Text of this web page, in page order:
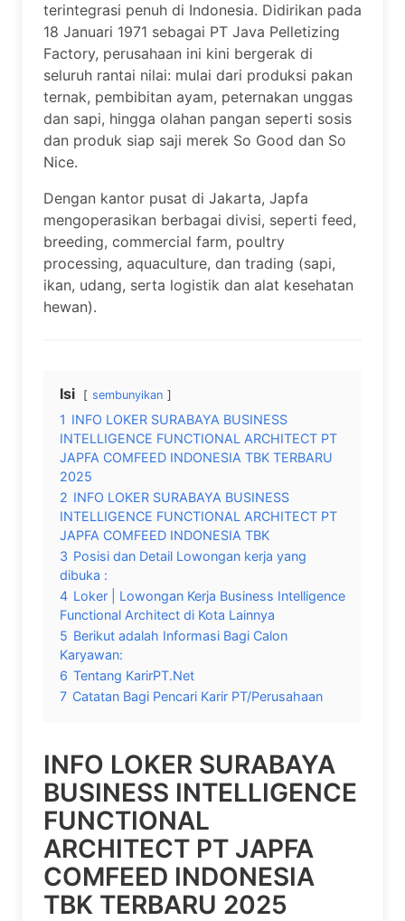
terintegrasi penuh di Indonesia. Didirikan pada
18 Januari 1971 sebagai PT Java Pelletizing
Factory, perusahaan ini kini bergerak di
seluruh rantai nilai: mulai dari produksi pakan
ternak, pembibitan ayam, peternakan unggas
dan sapi, hingga olahan pangan seperti sosis
dan produk siap saji merek So Good dan So
Nice.
Dengan kantor pusat di Jakarta, Japfa
mengoperasikan berbagai divisi, seperti feed,
breeding, commercial farm, poultry
processing, aquaculture, dan trading (sapi,
ikan, udang, serta logistik dan alat kesehatan
hewan).
Isi sembunyikan
1 INFO LOKER SURABAYA BUSINESS
INTELLIGENCE FUNCTIONAL ARCHITECT PT
JAPFA COMFEED INDONESIA TBK TERBARU
2025
2 INFO LOKER SURABAYA BUSINESS
INTELLIGENCE FUNCTIONAL ARCHITECT PT
JAPFA COMFEED INDONESIA TBK
3 Posisi dan Detail Lowongan kerja yang
dibuka :
4 Loker | Lowongan Kerja Business Intelligence
Functional Architect di Kota Lainnya
5 Berikut adalah Informasi Bagi Calon
Karyawan:
6 Tentang KarirPT.Net
7 Catatan Bagi Pencari Karir PT/Perusahaan
INFO LOKER SURABAYA
BUSINESS INTELLIGENCE
FUNCTIONAL
ARCHITECT PT JAPFA
COMFEED INDONESIA
TBK TERBARU 2025